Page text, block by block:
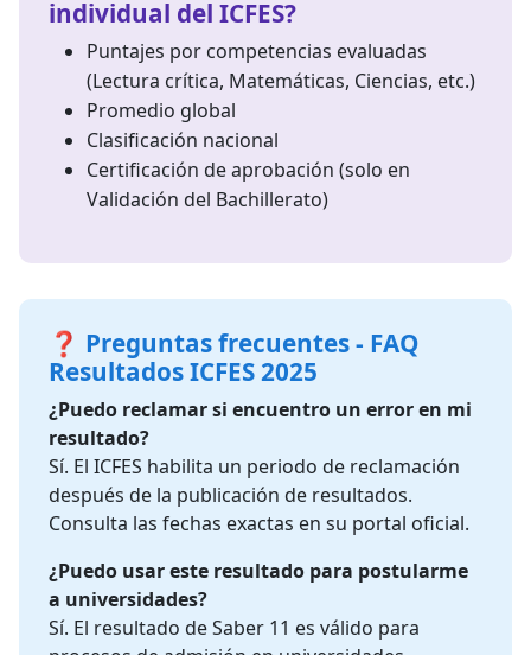
individual del ICFES?
Puntajes por competencias evaluadas
(Lectura crítica, Matemáticas, Ciencias, etc.)
Promedio global
Clasificación nacional
Certificación de aprobación (solo en
Validación del Bachillerato)
❓ Preguntas frecuentes - FAQ
Resultados ICFES 2025
¿Puedo reclamar si encuentro un error en mi
resultado?
Sí. El ICFES habilita un periodo de reclamación
después de la publicación de resultados.
Consulta las fechas exactas en su portal oficial.
¿Puedo usar este resultado para postularme
a universidades?
Sí. El resultado de Saber 11 es válido para